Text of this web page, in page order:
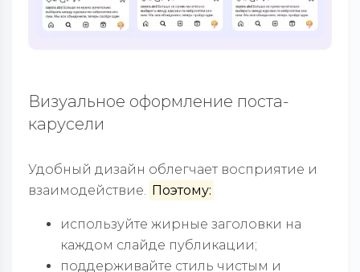
Визуальное оформление поста-
карусели
Удобный дизайн облегчает восприятие и
взаимодействие. Поэтому:
используйте жирные заголовки на
каждом слайде публикации;
поддерживайте стиль чистым и